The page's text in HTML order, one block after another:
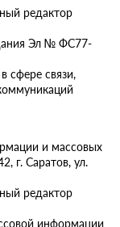
редактор
Эл № ФС77-
сфере связи,
и массовых
г. Саратов, ул.
редактор
информации